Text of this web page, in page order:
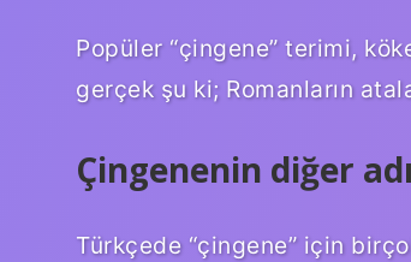
Popüler “çingene” terimi,
gerçek şu ki; Romanların
Çingenenin diğer
Türkçede “çingene” için